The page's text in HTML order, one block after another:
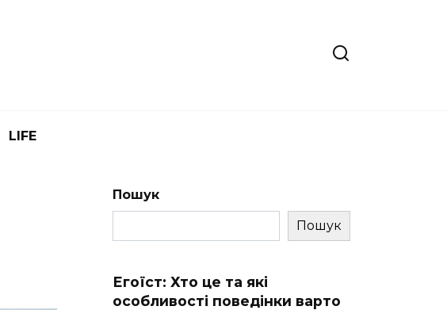
LIFE
Пошук
Пошук
Егоїст: Хто це та які
особливості поведінки варто